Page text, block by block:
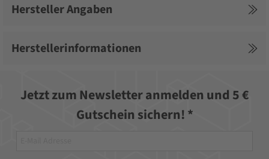
Hersteller Angaben
Herstellerinformationen
Jetzt zum Newsletter anmelden und 5 €
Gutschein sichern! *